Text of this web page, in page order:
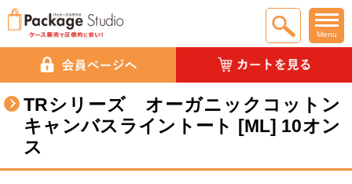
Menu
TRシリーズ オーガニックコットン
キャンバスライントート [ML] 10オン
ス